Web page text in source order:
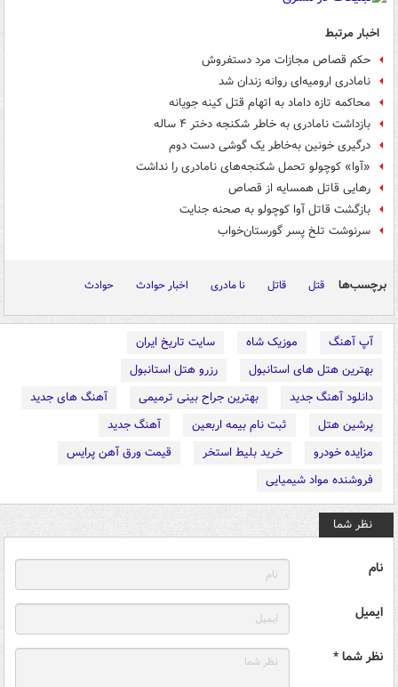
اخبار مرتبط
حکم قصاص مجازات مرد دستفروش
نامادری ارومیه‌ای روانه زندان شد
محاکمه تازه داماد به اتهام قتل کینه جویانه
بازداشت نامادری به خاطر شکنجه دختر ۴ ساله
درگیری خونین به‌خاطر یک گوشی دست دوم
«آوا» کوچولو تحمل شکنجه‌های نامادری را نداشت
رهایی قاتل همسایه از قصاص
بازگشت قاتل آوا کوچولو به صحنه جنایت
سرنوشت تلخ پسر گورستان‌خواب
برچسب‌ها قتل قاتل نا مادری اخبار حوادث حوادث
آپ آهنگ موزیک شاه
سایت تاریخ ایران
بهترین هتل های استانبول
رزرو هتل استانبول
دانلود آهنگ جدید
بهترین جراح بینی ترمیمی
آهنگ های جدید
پرشین هتل
ثبت نام بیمه اربعین
آهنگ جدید
مزایده خودرو
خرید بلیط استخر
قیمت ورق آهن پرایس
فروشنده مواد شیمیایی
نظر شما
نام
ایمیل
نظر شما *